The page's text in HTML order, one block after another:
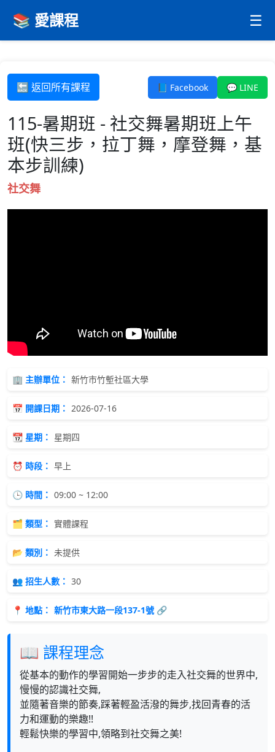
📚 愛課程 ☰
🔙 返回所有課程 📘 Facebook 💬 LINE
115-暑期班 - 社交舞暑期班上午
班(快三步，拉丁舞，摩登舞，基
本步訓練)
社交舞
🏢 主辦單位： 新竹市竹塹社區大學
📅 開課日期： 2026-07-16
📆 星期： 星期四
⏰ 時段： 早上
🕒 時間： 09:00 ~ 12:00
🗂 類型： 實體課程
📂 類別： 未提供
👥 招生人數： 30
📍 地點： 新竹市東大路一段137-1號 🔗
📖 課程理念
從基本的動作的學習開始一步步的走入社交舞的世界中,
慢慢的認識社交舞,
並隨著音樂的節奏,踩著輕盈活潑的舞步,找回青春的活
力和運動的樂趣!!
輕鬆快樂的學習中,領略到社交舞之美!